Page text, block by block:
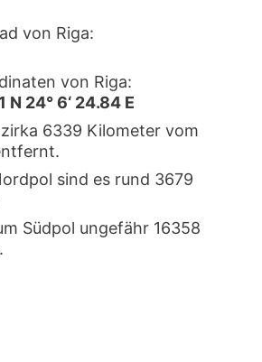
von Riga:
von Riga:
N 24° 6‘ 24.84 E
6339 Kilometer vom
sind es rund 3679
Südpol ungefähr 16358